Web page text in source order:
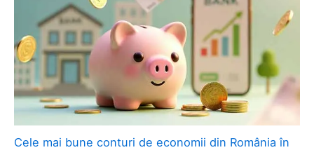
Cele mai bune conturi de economii din România în